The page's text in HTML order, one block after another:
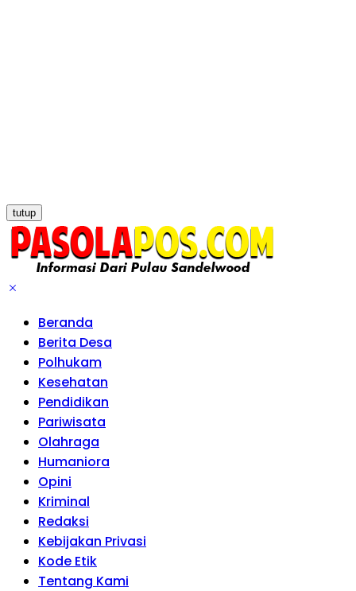
tutup
Beranda
Berita Desa
Polhukam
Kesehatan
Pendidikan
Pariwisata
Olahraga
Humaniora
Opini
Kriminal
Redaksi
Kebijakan Privasi
Kode Etik
Tentang Kami